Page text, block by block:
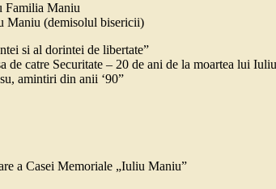
Familia Maniu
Maniu (demisolul bisericii)
si al dorintei de libertate”
de catre Securitate – 20 de ani de la moartea lui
amintiri din anii ‘90”
a Casei Memoriale „Iuliu Maniu”